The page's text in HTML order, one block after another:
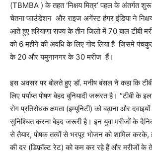
(TBMBA ) के तहत ‘निक्षय मित्र’ पहल के अंतर्गत
चेतना फाउंडेशन और राइज अगेंस्ट हंगर इंडिया ने
आते हुए हरियाणा राज्य के तीनजिलोमें 70 बाल टीबी
को 6 महीने की अवधि के लिए गोद लिया है जिसमे
के 20 और यमुनानगर के 30 मरीज हैं।
इस अवसर पर बोलते हुए डॉ. मनीष बंसल ने कहा कि
लिए पर्याप्त पोषण बेहद बुनियादी जरूरत है। “टीबी के
रोग प्रतिरोधक क्षमता (इम्यूनिटी) को बढ़ाना और
सुनिश्चित करना बेहद जरूरी है। इन युवा मरीजों के
से तैयार, पोषक तत्वों से भरपूर भोजन को शामिल
की दर (डिफ़ॉल्ट रेट) को कम कर रहे हैं और मरीजों के